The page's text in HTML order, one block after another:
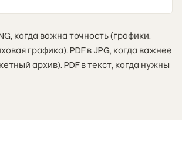
когда важна точность (графики,
графика). PDF в JPG, когда важнее
архив). PDF в текст, когда нужны